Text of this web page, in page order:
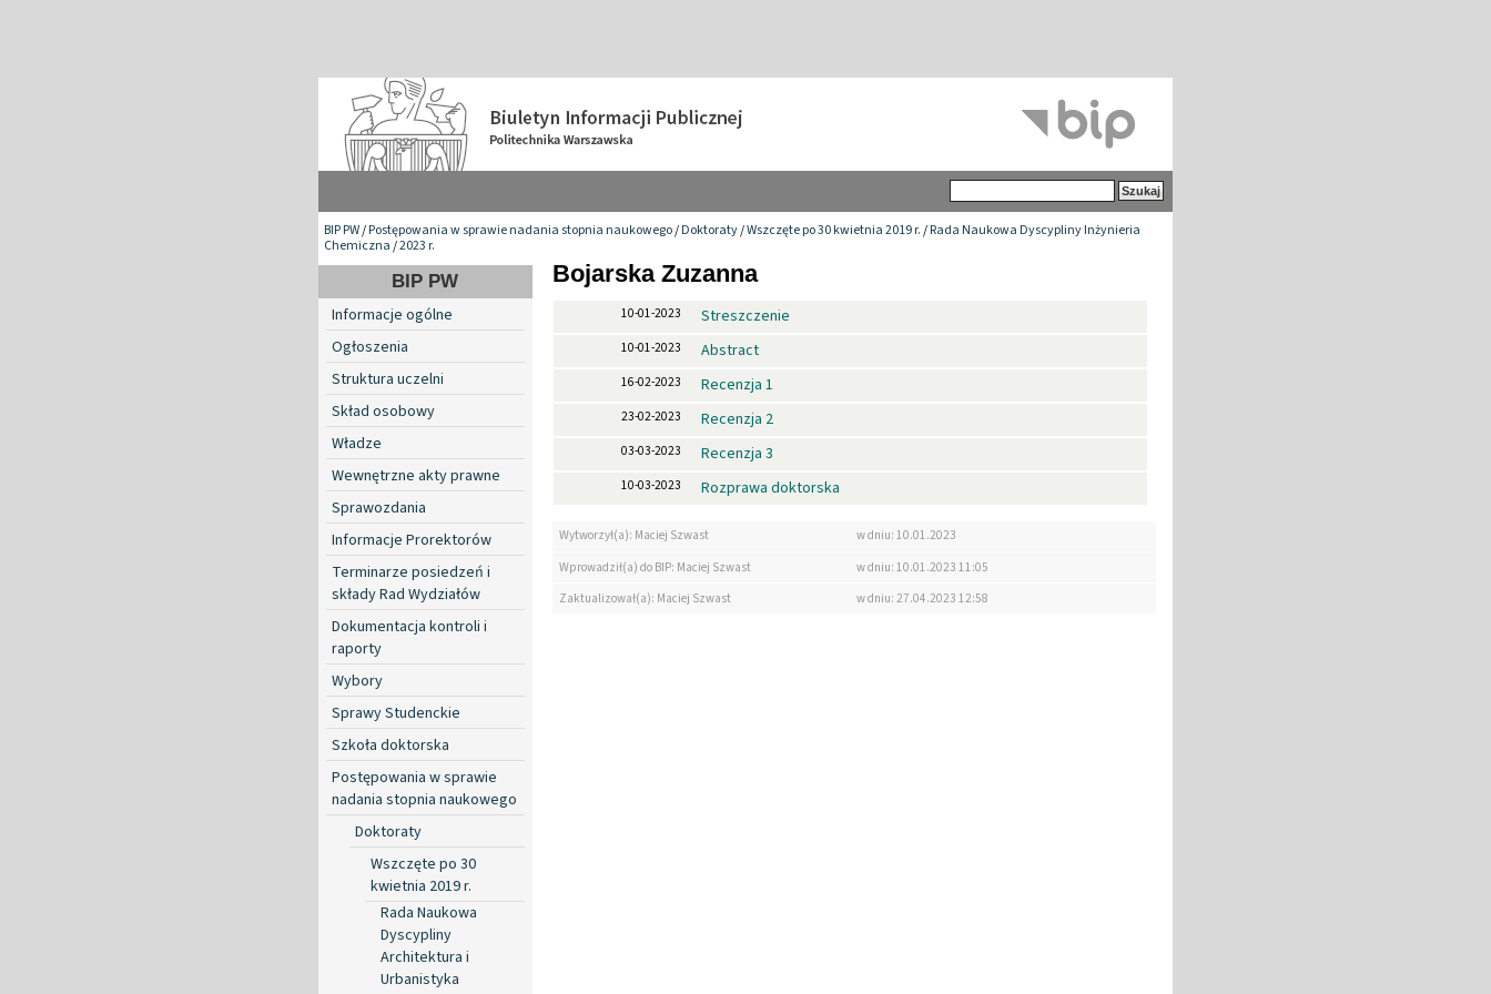
BIP PW/Postępowania w sprawie nadania stopnia naukowego/Doktoraty/Wszczęte po 30 kwietnia 2019 r./Rada Naukowa Dyscypliny Inżynieria
Chemiczna/2023 r.
BIP PW
Informacje ogólne
Ogłoszenia
Struktura uczelni
Skład osobowy
Władze
Wewnętrzne akty prawne
Sprawozdania
Informacje Prorektorów
Terminarze posiedzeń i
składy Rad Wydziałów
Dokumentacja kontroli i
raporty
Wybory
Sprawy Studenckie
Szkoła doktorska
Postępowania w sprawie
nadania stopnia naukowego
Doktoraty
Wszczęte po 30
kwietnia 2019 r.
Rada Naukowa
Dyscypliny
Architektura i
Urbanistyka
Bojarska Zuzanna
10-01-2023 Streszczenie
10-01-2023 Abstract
16-02-2023 Recenzja 1
23-02-2023 Recenzja 2
03-03-2023 Recenzja 3
10-03-2023 Rozprawa doktorska
Wytworzył(a): Maciej Szwast
w dniu: 10.01.2023
Wprowadził(a) do BIP: Maciej Szwast
w dniu: 10.01.2023 11:05
Zaktualizował(a): Maciej Szwast
w dniu: 27.04.2023 12:58